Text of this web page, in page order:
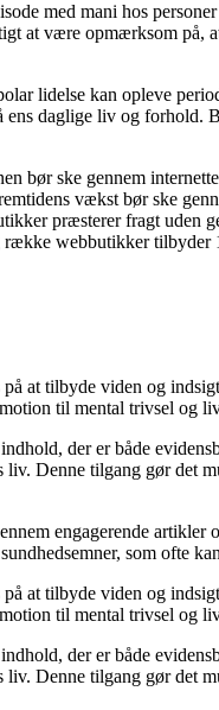
med mani hos
at være opmærksom på,
lidelse kan opleve
daglige liv og
bør ske gennem
vækst bør ske
præsterer fragt uden
række webbutikker tilbyder
at tilbyde viden og
til mental trivsel og
der er både
Denne tilgang gør det
engagerende
som ofte
at tilbyde viden og
til mental trivsel og
der er både
Denne tilgang gør det